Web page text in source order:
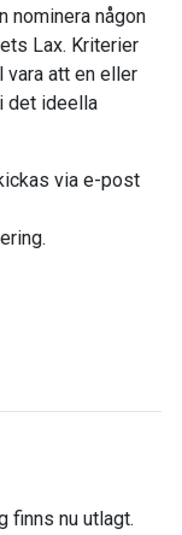
nominera någon
Lax. Kriterier
att en eller
det ideella
via e-post
finns nu utlagt.